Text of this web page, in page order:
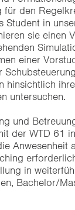
für den
Student in
sie einen
einer
hinsichtlich
untersuchen.
und
der WTD 61
Anwesenheit
in
Bachelor/